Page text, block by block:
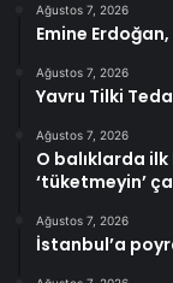
Ağustos 7, 2026
Emine
Ağustos 7, 2026
Yavru Tilki
Ağustos 7, 2026
O balıklarda
‘tüketmeyin’
Ağustos 7, 2026
İstanbul’a